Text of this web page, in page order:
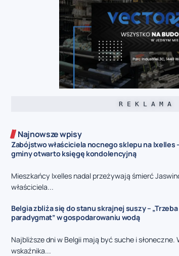
R E K L A M A
Najnowsze wpisy
Zabójstwo właściciela nocnego sklepu na Ixelles
gminy otwarto księgę kondolencyjną
Mieszkańcy Ixelles nadal przeżywają śmierć
właściciela...
Belgia zbliża się do stanu skrajnej suszy –
paradygmat” w gospodarowaniu wodą
Najbliższe dni w Belgii mają być suche i słoneczne.
wskaźnika...